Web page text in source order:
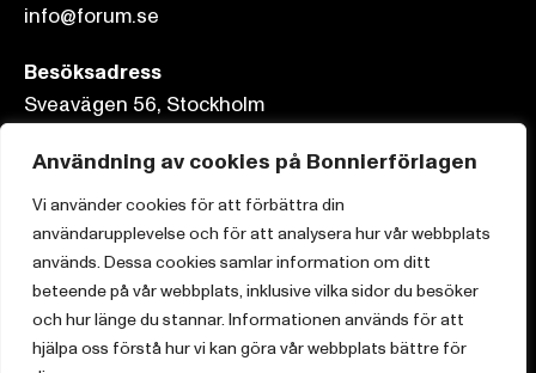
Användning av cookies på Bonnierförlagen
Vi använder cookies för att förbättra din
användarupplevelse och för att analysera hur vår webbplats
används. Dessa cookies samlar information om ditt
beteende på vår webbplats, inklusive vilka sidor du besöker
och hur länge du stannar. Informationen används för att
hjälpa oss förstå hur vi kan göra vår webbplats bättre för
info@forum.se
Besöksadress
Sveavägen 56, Stockholm
Postadress
Box 3159, 103 63 Stockholm
Om Bonnierförlagen
Cookies